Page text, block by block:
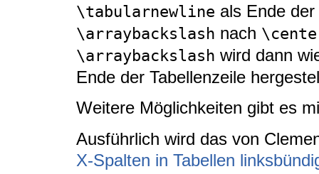
\tabularnewline als Ende
\arraybackslash nach
\arraybackslash wird dann
Ende der Tabellenzeile
Weitere Möglichkeiten gibt es
Ausführlich wird das von
X-Spalten in Tabellen